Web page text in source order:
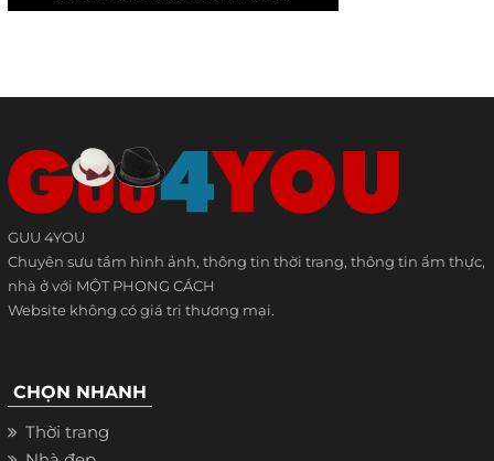
GUU 4YOU
Chuyên sưu tầm hình ảnh, thông tin thời trang, thông tin ẩm thực,
nhà ở với MỘT PHONG CÁCH
Website không có giá trị thương mại.
CHỌN NHANH
Thời trang